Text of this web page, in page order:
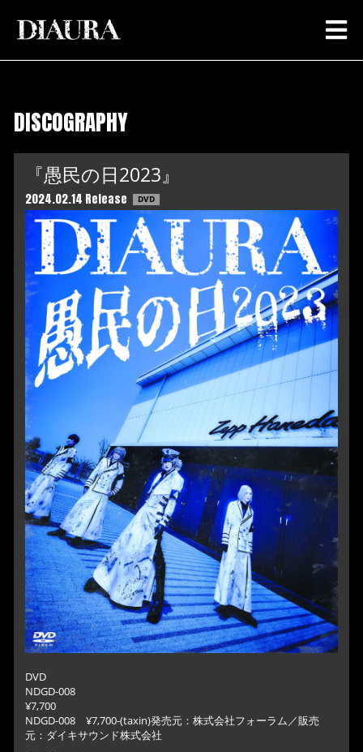
DISCOGRAPHY
『愚民の日2023』
2024.02.14 Release DVD
DVD
NDGD-008
¥7,700
NDGD-008 ¥7,700-(taxin)発売元：株式会社フォーラム／販売
元：ダイキサウンド株式会社